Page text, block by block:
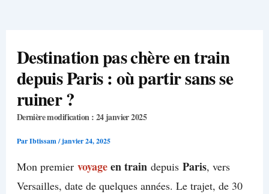
Destination pas chère en train
depuis Paris : où partir sans se
ruiner ?
Dernière modification : 24 janvier 2025
ParIbtissam/janvier 24, 2025
Mon premier voyageen traindepuis Paris, vers
Versailles, date de quelques années. Le trajet, de 30